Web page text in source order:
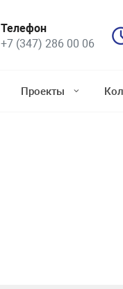
Телефон
+7 (347) 286 00 06
Проекты